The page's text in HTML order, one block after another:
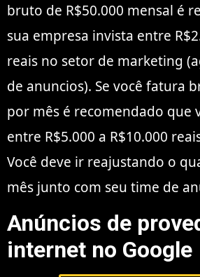
bruto de R$50.000 mensal é
sua empresa invista entre
reais no setor de marketing
de anuncios). Se você fatura
por mês é recomendado que
entre R$5.000 a R$10.000
Você deve ir reajustando o
mês junto com seu time de
Anúncios de
internet no Google